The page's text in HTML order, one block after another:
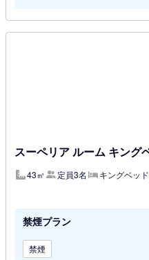
スーペリア ルーム キング
43㎡ 定員3名 キングベッ
禁煙プラン
禁煙